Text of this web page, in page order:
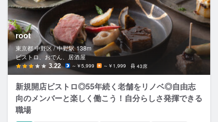
root
東京都 中野区 / 中野駅 138m
ビストロ、おでん、居酒屋
3.22 ～￥5,999 ～￥1,999 43席
新規開店ビストロ◎55年続く老舗をリノベ◎自由志
向のメンバーと楽しく働こう！自分らしさ発揮できる
職場